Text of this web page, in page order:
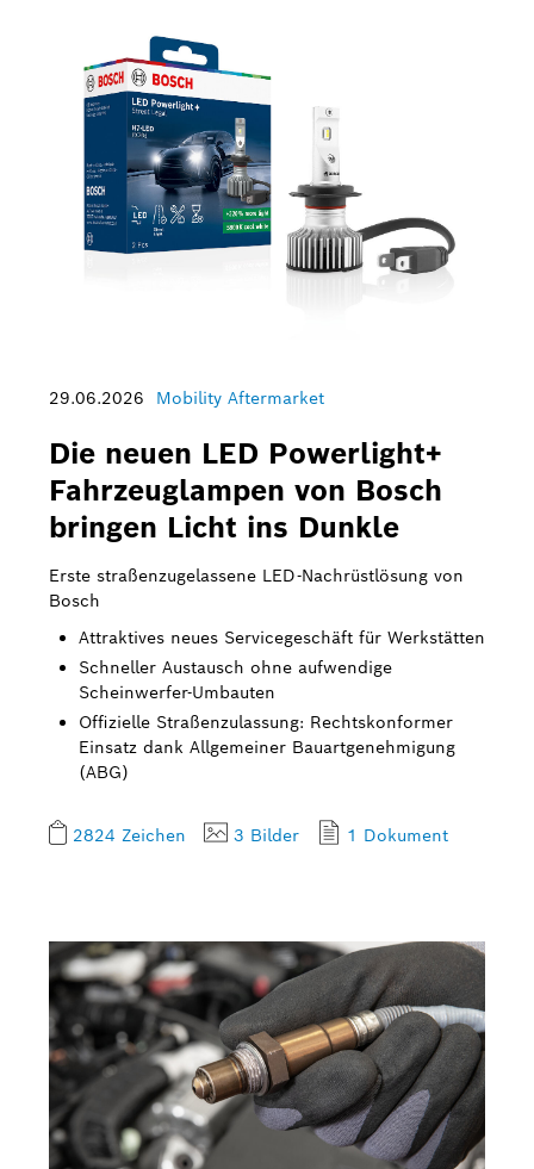
29.06.2026 Mobility Aftermarket
Die neuen LED Powerlight+
Fahrzeuglampen von Bosch
bringen Licht ins Dunkle
Erste straßenzugelassene LED-Nachrüstlösung von
Bosch
Attraktives neues Servicegeschäft für Werkstätten
Schneller Austausch ohne aufwendige
Scheinwerfer-Umbauten
Offizielle Straßenzulassung: Rechtskonformer
Einsatz dank Allgemeiner Bauartgenehmigung
(ABG)
2824 Zeichen 3 Bilder 1 Dokument